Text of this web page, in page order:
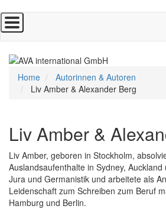
Direkt
zum
Inhalt
Home
Autorinnen & Autoren
Liv Amber & Alexander Berg
Liv Amber &
Liv Amber, geboren in Stockholm,
Auslandsaufenthalte in Sydney,
Jura und Germanistik und arbeitete als
Leidenschaft zum Schreiben zum Beruf
Hamburg und Berlin.